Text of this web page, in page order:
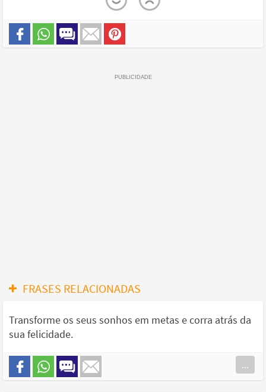
FRASES RELACIONADAS
Transforme os seus sonhos em metas e corra atrás da
sua felicidade.
...